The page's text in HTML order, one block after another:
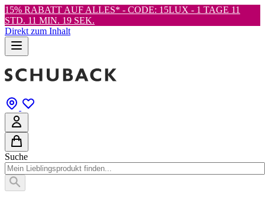
15% RABATT AUF ALLES* - CODE: 15LUX - 1 TAGE 11
STD. 11 MIN. 17 SEK.
Direkt zum Inhalt
Suche